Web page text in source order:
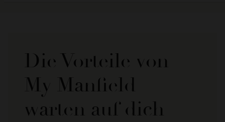
Die Vorteile von
My Manfield
warten auf dich